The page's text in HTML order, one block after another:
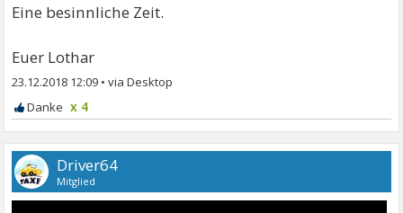
Eine besinnliche Zeit.
Euer Lothar
23.12.2018 12:09 •
x 4
Driver64
Mitglied